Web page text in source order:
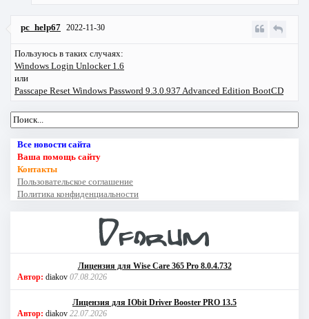
pc_help67 2022-11-30
Пользуюсь в таких случаях:
Windows Login Unlocker 1.6
или
Passcape Reset Windows Password 9.3.0.937 Advanced Edition BootCD
Все новости сайта
Ваша помощь сайту
Контакты
Пользовательское соглашение
Политика конфиденциальности
Лицензия для Wise Care 365 Pro 8.0.4.732
Автор: diakov 07.08.2026
Лицензия для IObit Driver Booster PRO 13.5
Автор: diakov 22.07.2026